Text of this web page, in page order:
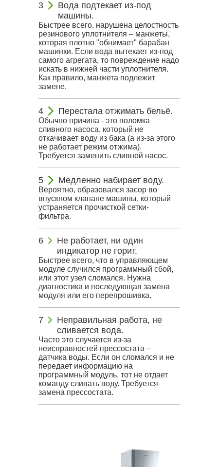
Вода подтекает из-под
машины.
Быстрее всего, нарушена целостность
резинового уплотнителя – манжеты,
которая плотно "обнимает" барабан
машинки. Если вода вытекает из-под
самого агрегата, то повреждение надо
искать в нижней части уплотнителя.
Как правило, манжета подлежит
замене.
Перестала отжимать бельё.
Обычно причина - это поломка
сливного насоса, который не
откачивает воду из бака (а из-за этого
не работает режим отжима).
Требуется заменить сливной насос.
Медленно набирает воду.
Вероятно, образовался засор во
впускном клапане машины, который
устраняется прочисткой сетки-
фильтра.
Не работает, ни один
индикатор не горит.
Быстрее всего, что в управляющем
модуле случился программный сбой,
или этот узел сломался. Нужна
диагностика и последующая замена
модуля или его перепрошивка.
Неправильная работа, не
сливается вода.
Часто это случается из-за
неисправностей прессостата –
датчика воды. Если он сломался и не
передает информацию на
программный модуль, тот не отдает
команду сливать воду. Требуется
замена прессостата.